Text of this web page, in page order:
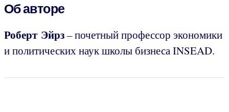
Об авторе
Роберт Эйрз– почетный профессор экономики
и политических наук школы бизнеса INSEAD.